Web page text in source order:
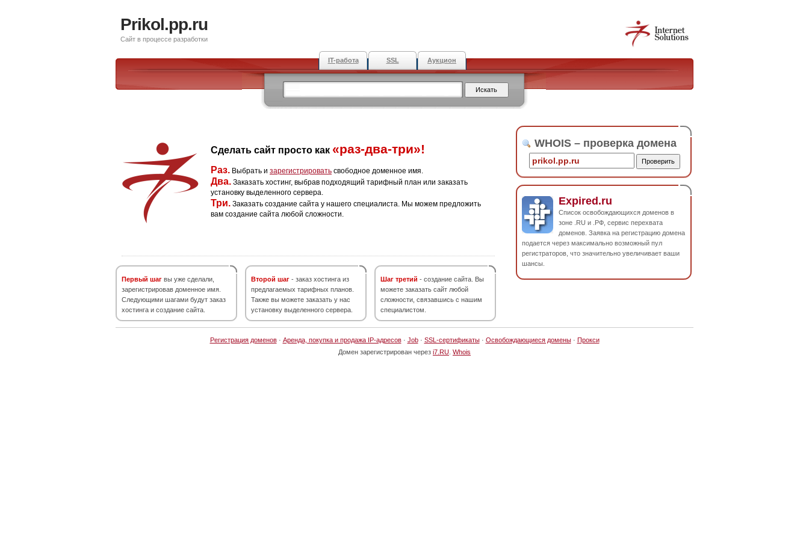
Prikol.pp.ru
Сайт в процессе разработки
IT-работа SSL Аукцион
Сделать сайт просто как «раз-два-три»!
Раз. Выбрать и зарегистрировать свободное доменное имя.
Два. Заказать хостинг, выбрав подходящий тарифный план или заказать
установку выделенного сервера.
Три. Заказать создание сайта у нашего специалиста. Мы можем предложить
вам создание сайта любой сложности.
Первый шаг вы уже сделали,
зарегистрировав доменное имя.
Следующими шагами будут заказ
хостинга и создание сайта.
Второй шаг - заказ хостинга из
предлагаемых тарифных планов.
Также вы можете заказать у нас
установку выделенного сервера.
Шаг третий - создание сайта. Вы
можете заказать сайт любой
сложности, связавшись с нашим
специалистом.
WHOIS – проверка домена
Expired.ru
Список освобождающихся доменов в
зоне .RU и .РФ, сервис перехвата
доменов. Заявка на регистрацию домена
подается через максимально возможный пул
регистраторов, что значительно увеличивает ваши
шансы.
Регистрация доменов· Аренда, покупка и продажа IP-адресов· Job· SSL-сертификаты· Освобождающиеся домены· Прокси
Домен зарегистрирован через i7.RU Whois